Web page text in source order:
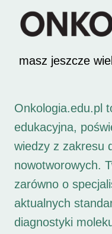
masz jeszcze
Onkologia.edu.pl
edukacyjna,
wiedzy z zakresu
nowotworowych.
zarówno o
aktualnych
diagnostyki